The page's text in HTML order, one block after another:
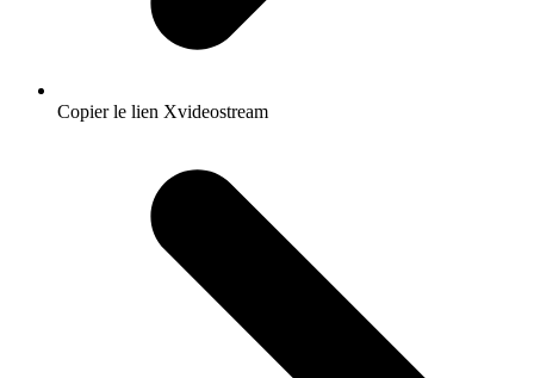
Copier le lien Xvideostream